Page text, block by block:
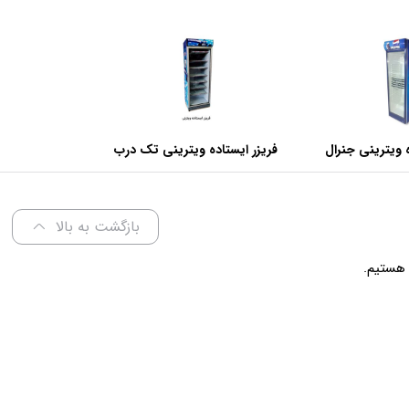
ویترینی جنرال
فریزر ایستاده ویترینی تک درب
عرض 70 سانتی متر
بازگشت به بالا